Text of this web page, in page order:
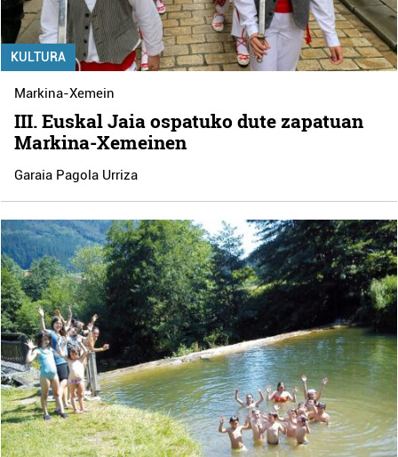
KULTURA
Markina-Xemein
III. Euskal Jaia ospatuko dute zapatuan
Markina-Xemeinen
Garaia Pagola Urriza